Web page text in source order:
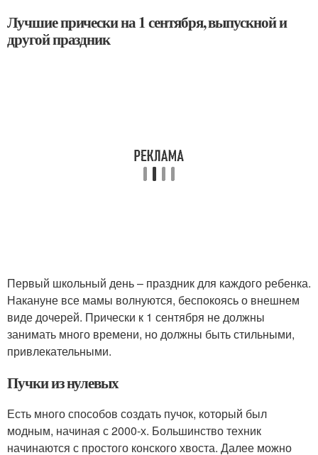
Лучшие прически на 1 сентября, выпускной и
другой праздник
Первый школьный день – праздник для каждого ребенка.
Накануне все мамы волнуются, беспокоясь о внешнем
виде дочерей. Прически к 1 сентября не должны
занимать много времени, но должны быть стильными,
привлекательными.
Пучки из нулевых
Есть много способов создать пучок, который был
модным, начиная с 2000-х. Большинство техник
начинаются с простого конского хвоста. Далее можно